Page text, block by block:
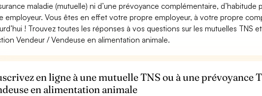
maladie (mutuelle) ni d’une prévoyance complémentaire,
employeur. Vous êtes en effet votre propre employeur, à votre propre
! Trouvez toutes les réponses à vos questions sur les mutuelles TNS
Vendeur / Vendeuse en alimentation animale.
en ligne à une mutuelle TNS ou à une prévoyance
en alimentation animale